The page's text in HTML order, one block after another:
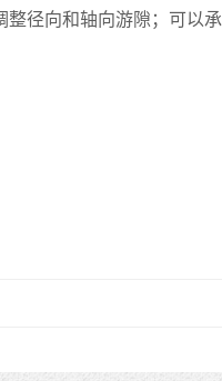
径向和轴向游隙；可以承